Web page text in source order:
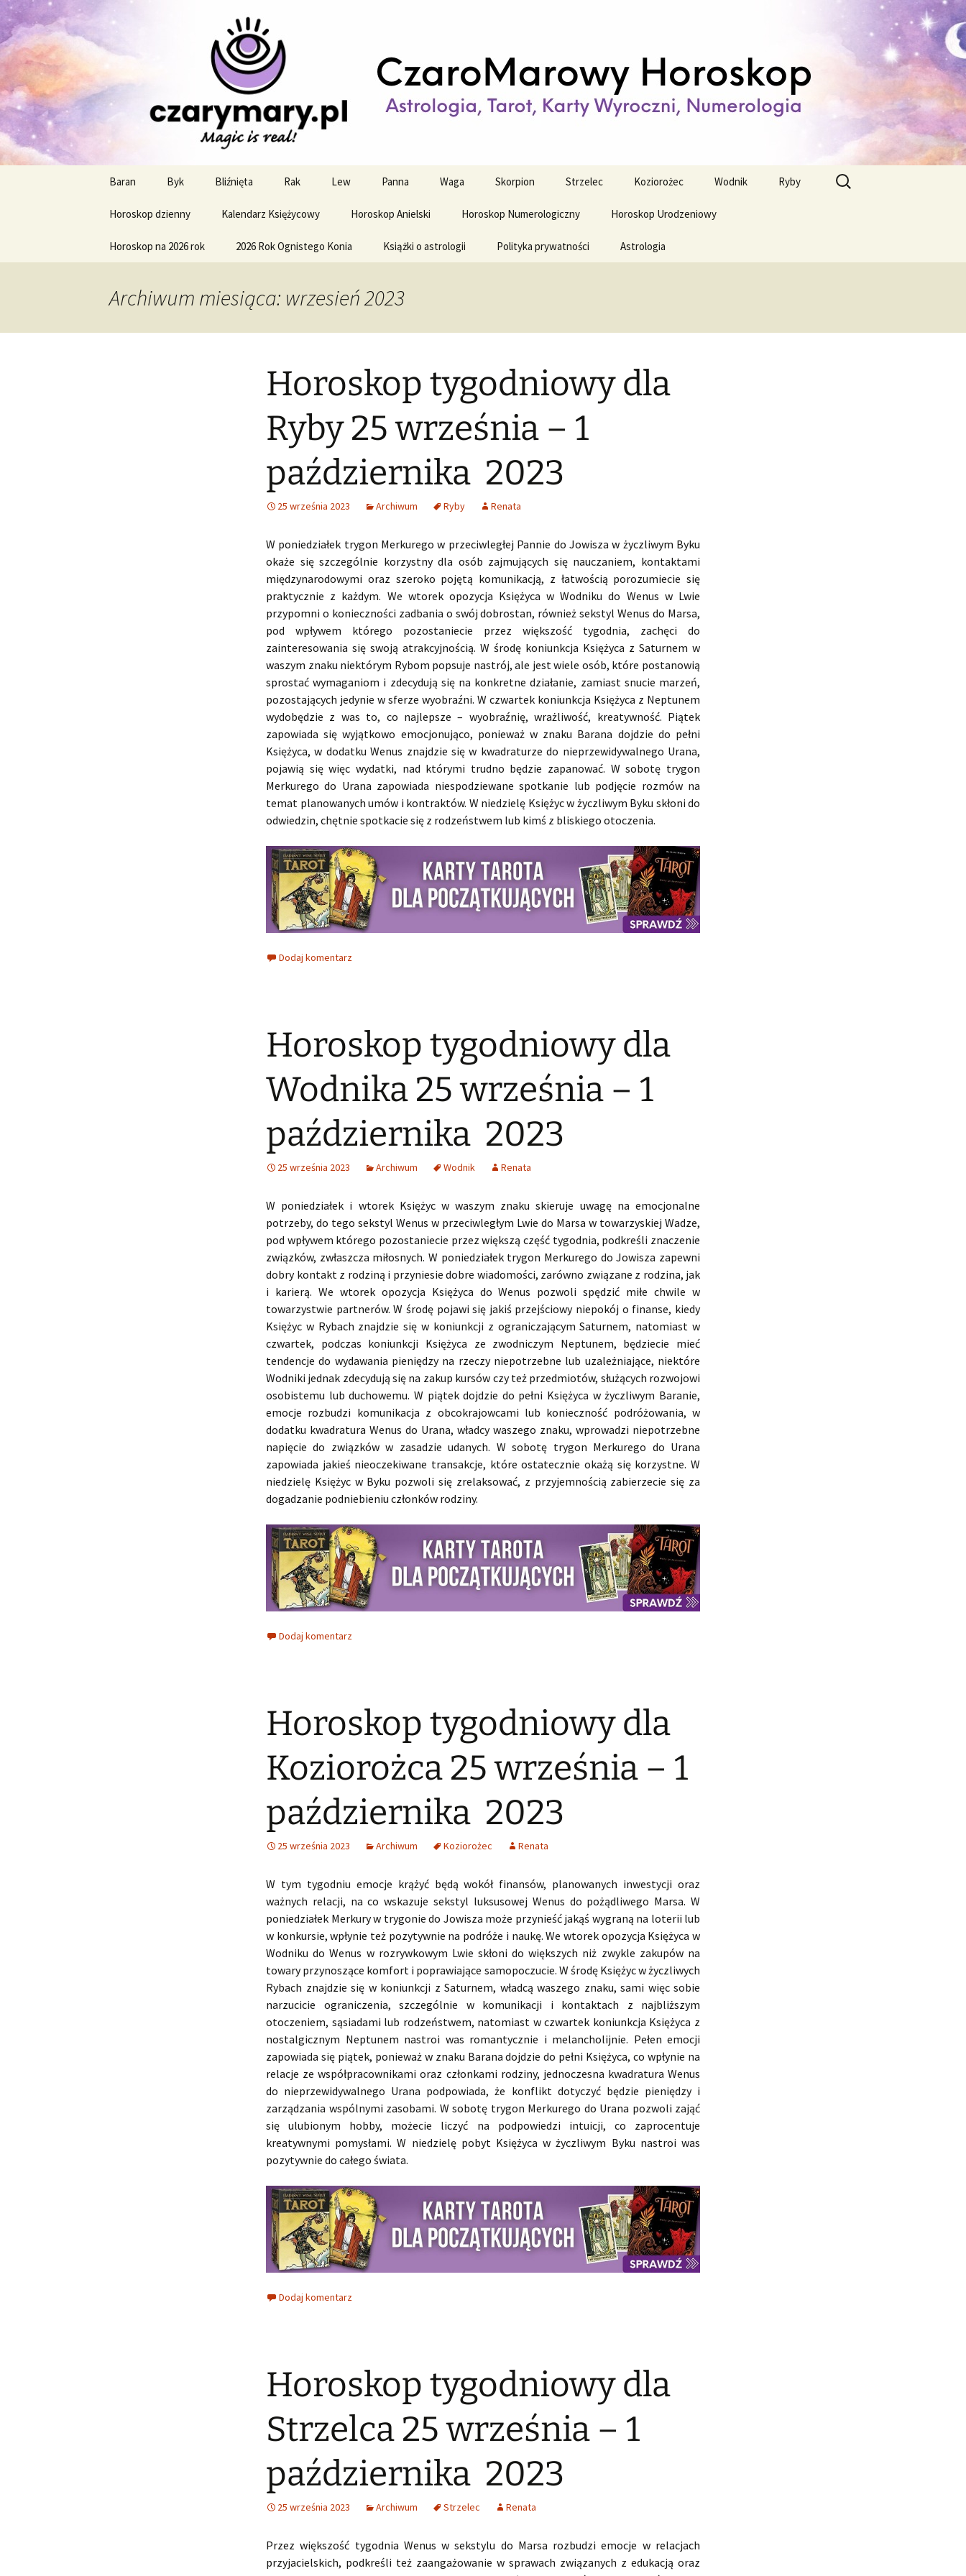
CzaroMarowy horoskop dzienny,
miesięczny i tygodniowy
Profesjonalne przepowiednie astrologiczne
treści
Baran Byk Bliźnięta Rak Lew Panna Waga Skorpion Strzelec Koziorożec Wodnik Ryby
Horoskop dzienny Kalendarz Księżycowy Horoskop Anielski Horoskop Numerologiczny Horoskop Urodzeniowy
Horoskop na 2026 rok 2026 Rok Ognistego Konia Książki o astrologii Polityka prywatności Astrologia
Szukaj:
Archiwum miesiąca: wrzesień 2023
Horoskop tygodniowy dla
Ryby 25 września – 1
października 2023
25 września 2023 Archiwum Ryby Renata
W poniedziałek trygon Merkurego w przeciwległej Pannie do Jowisza w życzliwym Byku
okaże się szczególnie korzystny dla osób zajmujących się nauczaniem, kontaktami
międzynarodowymi oraz szeroko pojętą komunikacją, z łatwością porozumiecie się
praktycznie z każdym. We wtorek opozycja Księżyca w Wodniku do Wenus w Lwie
przypomni o konieczności zadbania o swój dobrostan, również sekstyl Wenus do Marsa,
pod wpływem którego pozostaniecie przez większość tygodnia, zachęci do
zainteresowania się swoją atrakcyjnością. W środę koniunkcja Księżyca z Saturnem w
waszym znaku niektórym Rybom popsuje nastrój, ale jest wiele osób, które postanowią
sprostać wymaganiom i zdecydują się na konkretne działanie, zamiast snucie marzeń,
pozostających jedynie w sferze wyobraźni. W czwartek koniunkcja Księżyca z Neptunem
wydobędzie z was to, co najlepsze – wyobraźnię, wrażliwość, kreatywność. Piątek
zapowiada się wyjątkowo emocjonująco, ponieważ w znaku Barana dojdzie do pełni
Księżyca, w dodatku Wenus znajdzie się w kwadraturze do nieprzewidywalnego Urana,
pojawią się więc wydatki, nad którymi trudno będzie zapanować. W sobotę trygon
Merkurego do Urana zapowiada niespodziewane spotkanie lub podjęcie rozmów na
temat planowanych umów i kontraktów. W niedzielę Księżyc w życzliwym Byku skłoni do
odwiedzin, chętnie spotkacie się z rodzeństwem lub kimś z bliskiego otoczenia.
Dodaj komentarz
Horoskop tygodniowy dla
Wodnika 25 września – 1
października 2023
25 września 2023 Archiwum Wodnik Renata
W poniedziałek i wtorek Księżyc w waszym znaku skieruje uwagę na emocjonalne
potrzeby, do tego sekstyl Wenus w przeciwległym Lwie do Marsa w towarzyskiej Wadze,
pod wpływem którego pozostaniecie przez większą część tygodnia, podkreśli znaczenie
związków, zwłaszcza miłosnych. W poniedziałek trygon Merkurego do Jowisza zapewni
dobry kontakt z rodziną i przyniesie dobre wiadomości, zarówno związane z rodzina, jak
i karierą. We wtorek opozycja Księżyca do Wenus pozwoli spędzić miłe chwile w
towarzystwie partnerów. W środę pojawi się jakiś przejściowy niepokój o finanse, kiedy
Księżyc w Rybach znajdzie się w koniunkcji z ograniczającym Saturnem, natomiast w
czwartek, podczas koniunkcji Księżyca ze zwodniczym Neptunem, będziecie mieć
tendencje do wydawania pieniędzy na rzeczy niepotrzebne lub uzależniające, niektóre
Wodniki jednak zdecydują się na zakup kursów czy też przedmiotów, służących rozwojowi
osobistemu lub duchowemu. W piątek dojdzie do pełni Księżyca w życzliwym Baranie,
emocje rozbudzi komunikacja z obcokrajowcami lub konieczność podróżowania, w
dodatku kwadratura Wenus do Urana, władcy waszego znaku, wprowadzi niepotrzebne
napięcie do związków w zasadzie udanych. W sobotę trygon Merkurego do Urana
zapowiada jakieś nieoczekiwane transakcje, które ostatecznie okażą się korzystne. W
niedzielę Księżyc w Byku pozwoli się zrelaksować, z przyjemnością zabierzecie się za
dogadzanie podniebieniu członków rodziny.
Dodaj komentarz
Horoskop tygodniowy dla
Koziorożca 25 września – 1
października 2023
25 września 2023 Archiwum Koziorożec Renata
W tym tygodniu emocje krążyć będą wokół finansów, planowanych inwestycji oraz
ważnych relacji, na co wskazuje sekstyl luksusowej Wenus do pożądliwego Marsa. W
poniedziałek Merkury w trygonie do Jowisza może przynieść jakąś wygraną na loterii lub
w konkursie, wpłynie też pozytywnie na podróże i naukę. We wtorek opozycja Księżyca w
Wodniku do Wenus w rozrywkowym Lwie skłoni do większych niż zwykle zakupów na
towary przynoszące komfort i poprawiające samopoczucie. W środę Księżyc w życzliwych
Rybach znajdzie się w koniunkcji z Saturnem, władcą waszego znaku, sami więc sobie
narzucicie ograniczenia, szczególnie w komunikacji i kontaktach z najbliższym
otoczeniem, sąsiadami lub rodzeństwem, natomiast w czwartek koniunkcja Księżyca z
nostalgicznym Neptunem nastroi was romantycznie i melancholijnie. Pełen emocji
zapowiada się piątek, ponieważ w znaku Barana dojdzie do pełni Księżyca, co wpłynie na
relacje ze współpracownikami oraz członkami rodziny, jednoczesna kwadratura Wenus
do nieprzewidywalnego Urana podpowiada, że konflikt dotyczyć będzie pieniędzy i
zarządzania wspólnymi zasobami. W sobotę trygon Merkurego do Urana pozwoli zająć
się ulubionym hobby, możecie liczyć na podpowiedzi intuicji, co zaprocentuje
kreatywnymi pomysłami. W niedzielę pobyt Księżyca w życzliwym Byku nastroi was
pozytywnie do całego świata.
Dodaj komentarz
Horoskop tygodniowy dla
Strzelca 25 września – 1
października 2023
25 września 2023 Archiwum Strzelec Renata
Przez większość tygodnia Wenus w sekstylu do Marsa rozbudzi emocje w relacjach
przyjacielskich, podkreśli też zaangażowanie w sprawach związanych z edukacją oraz